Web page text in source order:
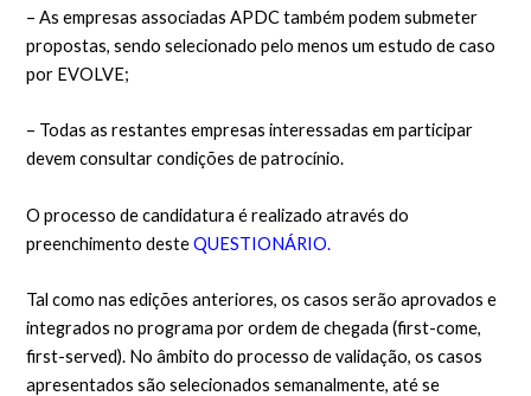
– As empresas associadas APDC também podem submeter
propostas, sendo selecionado pelo menos um estudo de caso
por EVOLVE;
– Todas as restantes empresas interessadas em participar
devem consultar condições de patrocínio.
O processo de candidatura é realizado através do
preenchimento desteQUESTIONÁRIO.
Tal como nas edições anteriores, os casos serão aprovados e
integrados no programa por ordem de chegada (first-come,
first-served). No âmbito do processo de validação, os casos
apresentados são selecionados semanalmente, até se